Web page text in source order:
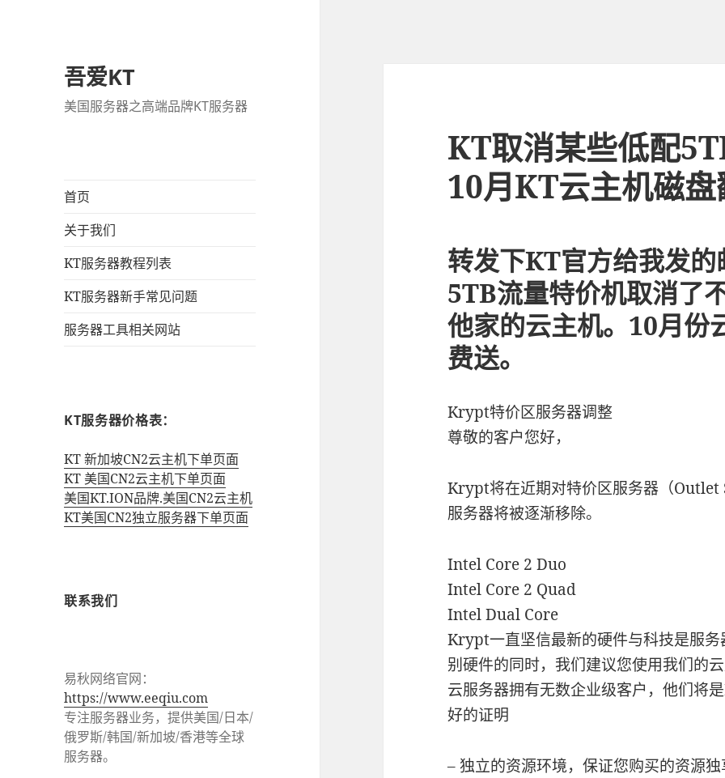
吾爱KT
美国服务器之高端品牌KT服务器
首页
关于我们
KT服务器教程列表
KT服务器新手常见问题
服务器工具相关网站
KT服务器价格表：
KT 新加坡CN2云主机下单页面
KT 美国CN2云主机下单页面
美国KT.ION品牌.美国CN2云主机
KT美国CN2独立服务器下单页面
联系我们
易秋网络官网：
https://www.eeqiu.com
专注服务器业务，提供美国/日本/
俄罗斯/韩国/新加坡/香港等全球
服务器。
KT取消某些低配
10月KT云主机磁
转发下KT官方给我发
5TB流量特价机取消了
他家的云主机。10月份
费送。
Krypt特价区服务器调整
尊敬的客户您好，
Krypt将在近期对特价区服务器（Outlet
服务器将被逐渐移除。
Intel Core 2 Duo
Intel Core 2 Quad
Intel Dual Core
Krypt一直坚信最新的硬件与科技是服
别硬件的同时，我们建议您使用我们的
云服务器拥有无数企业级客户，他们将
好的证明
– 独立的资源环境，保证您购买的资源